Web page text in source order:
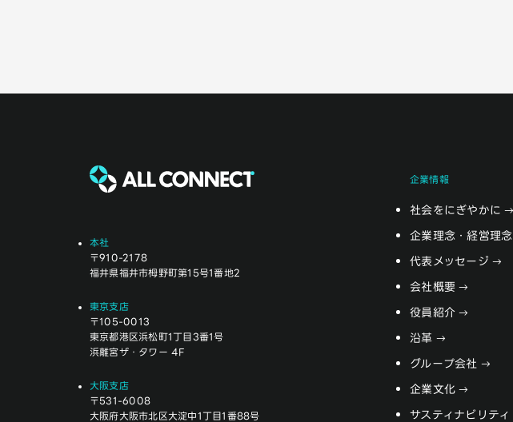
本社
〒910-2178
福井県福井市栂野町第15号1番地2
東京支店
〒105-0013
東京都港区浜松町1丁目3番1号
浜離宮ザ・タワー 4F
大阪支店
〒531-6008
大阪府大阪市北区大淀中1丁目1番88号
企業情報
社会をにぎやかに
企業理念・経営理念
代表メッセージ
会社概要
役員紹介
沿革
グループ会社
企業文化
サスティナビリティ